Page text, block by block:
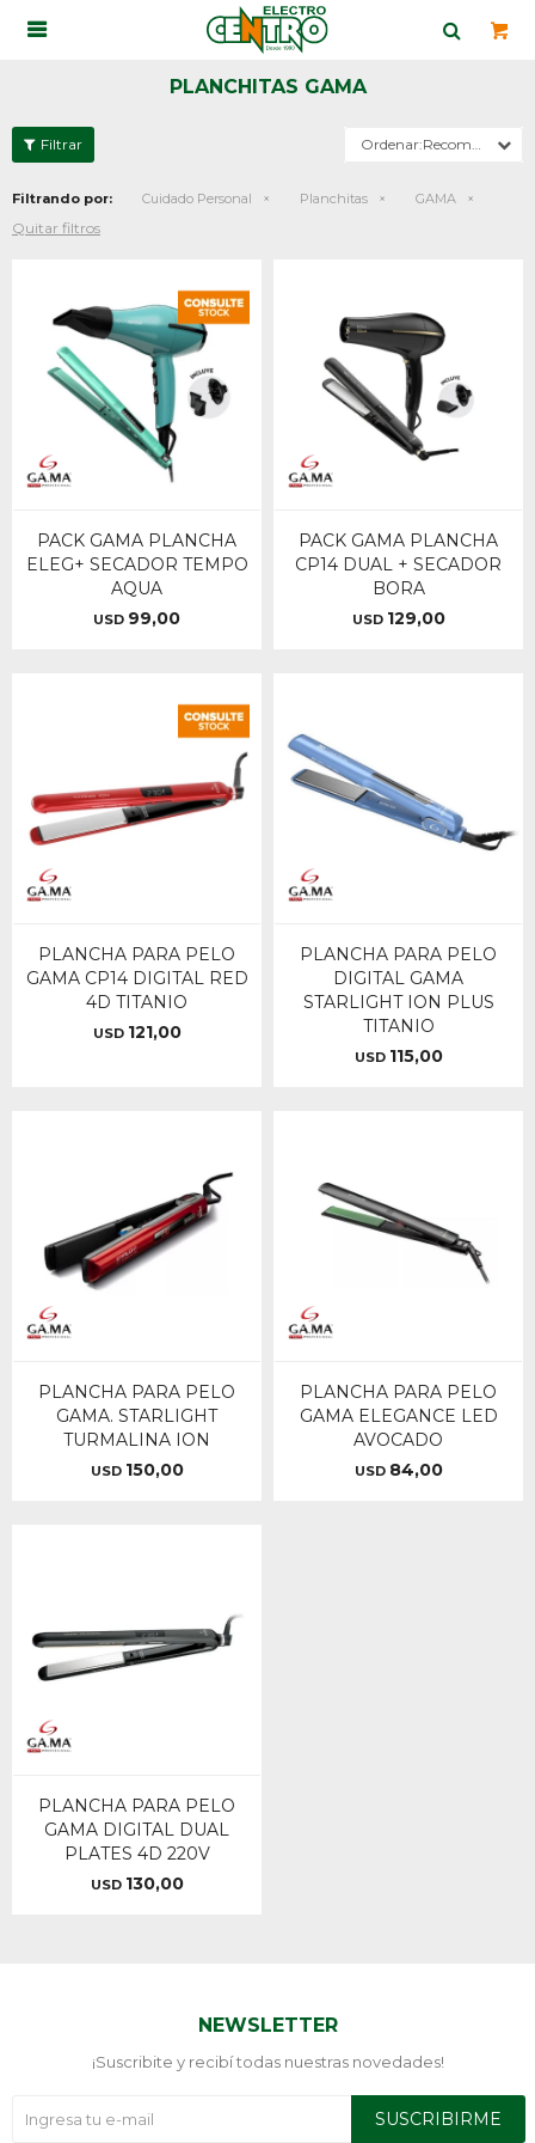

PLANCHITAS GAMA
Recomendados
Filtrando por: Cuidado Personal Planchitas GAMA
Quitar filtros
PACK GAMA PLANCHA
ELEG+ SECADOR TEMPO
AQUA
USD 99,00
PACK GAMA PLANCHA
CP14 DUAL + SECADOR
BORA
USD 129,00
PLANCHA PARA PELO
GAMA CP14 DIGITAL RED
4D TITANIO
USD 121,00
PLANCHA PARA PELO
DIGITAL GAMA
STARLIGHT ION PLUS
TITANIO
USD 115,00
PLANCHA PARA PELO
GAMA. STARLIGHT
TURMALINA ION
USD 150,00
PLANCHA PARA PELO
GAMA ELEGANCE LED
AVOCADO
USD 84,00
PLANCHA PARA PELO
GAMA DIGITAL DUAL
PLATES 4D 220V
USD 130,00
NEWSLETTER
¡Suscribite y recibí todas nuestras novedades!
SUSCRIBIRME